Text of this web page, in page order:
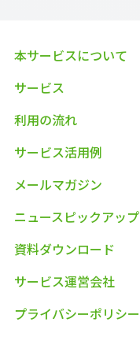
本サービスについて
サービス
利用の流れ
サービス活用例
メールマガジン
ニュースピックアップ
資料ダウンロード
サービス運営会社
プライバシーポリシー